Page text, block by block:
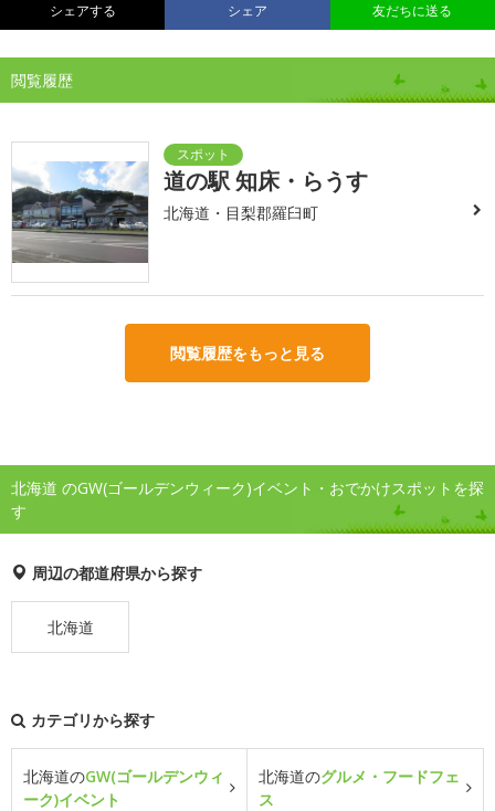
シェアする シェア 友だちに送る
閲覧履歴
道の駅 知床・らうす
北海道・目梨郡羅臼町
閲覧履歴をもっと見る
北海道 のGW(ゴールデンウィーク)イベント・おでかけスポットを探
す
周辺の都道府県から探す
北海道
カテゴリから探す
北海道のGW(ゴールデンウィ
ーク)イベント
北海道のグルメ・フードフェ
ス